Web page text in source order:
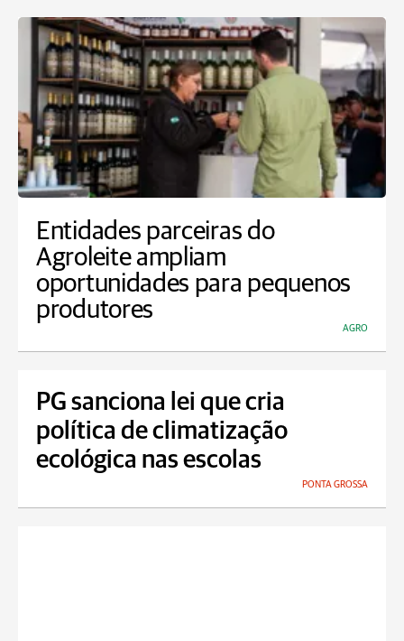
Entidades parceiras do
Agroleite ampliam
oportunidades para pequenos
produtores
AGRO
PG sanciona lei que cria
política de climatização
ecológica nas escolas
PONTA GROSSA